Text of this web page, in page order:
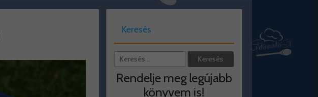
Keresés
Rendelje meg legújabb
könyvem is!